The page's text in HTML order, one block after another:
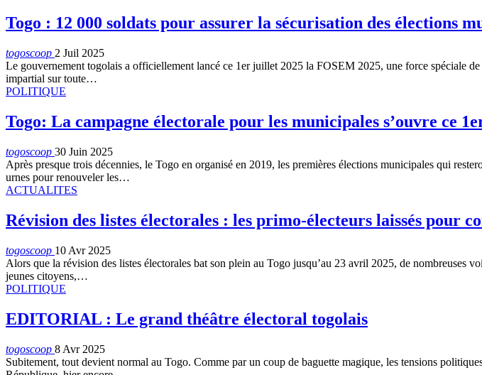
Togo : 12 000 soldats pour assurer la sécurisation des élections
togoscoop 2 Juil 2025
Le gouvernement togolais a officiellement lancé ce 1er juillet 2025 la FOSEM 2025, une force spéciale
impartial sur toute…
POLITIQUE
Togo: La campagne électorale pour les municipales s’ouvre ce
togoscoop 30 Juin 2025
Après presque trois décennies, le Togo en organisé en 2019, les premières élections municipales qui
urnes pour renouveler les…
ACTUALITES
Révision des listes électorales : les primo-électeurs laissés pour
togoscoop 10 Avr 2025
Alors que la révision des listes électorales bat son plein au Togo jusqu’au 23 avril 2025, de nombreuses
jeunes citoyens,…
POLITIQUE
EDITORIAL : Le grand théâtre électoral togolais
togoscoop 8 Avr 2025
Subitement, tout devient normal au Togo. Comme par un coup de baguette magique, les tensions